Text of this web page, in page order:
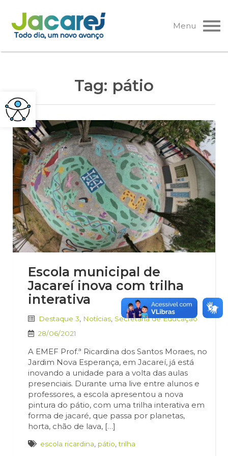
Pular
para
o
Menu
Tag: pátio
Escola municipal de
Jacareí inova com trilha
interativa
Destaque 3 Notícias Secretaria de Educação
28/06/2021
A EMEF Prof.ª Ricardina dos Santos Moraes, no
Jardim Nova Esperança, em Jacareí, já está
inovando a unidade para a volta das aulas
presenciais. Durante uma live entre alunos e
professores, a escola apresentou a nova
pintura do pátio, com uma trilha interativa em
forma de jacaré, que passa por planetas,
horta, chão de lava, […]
escola ricardina pátio ,trilha